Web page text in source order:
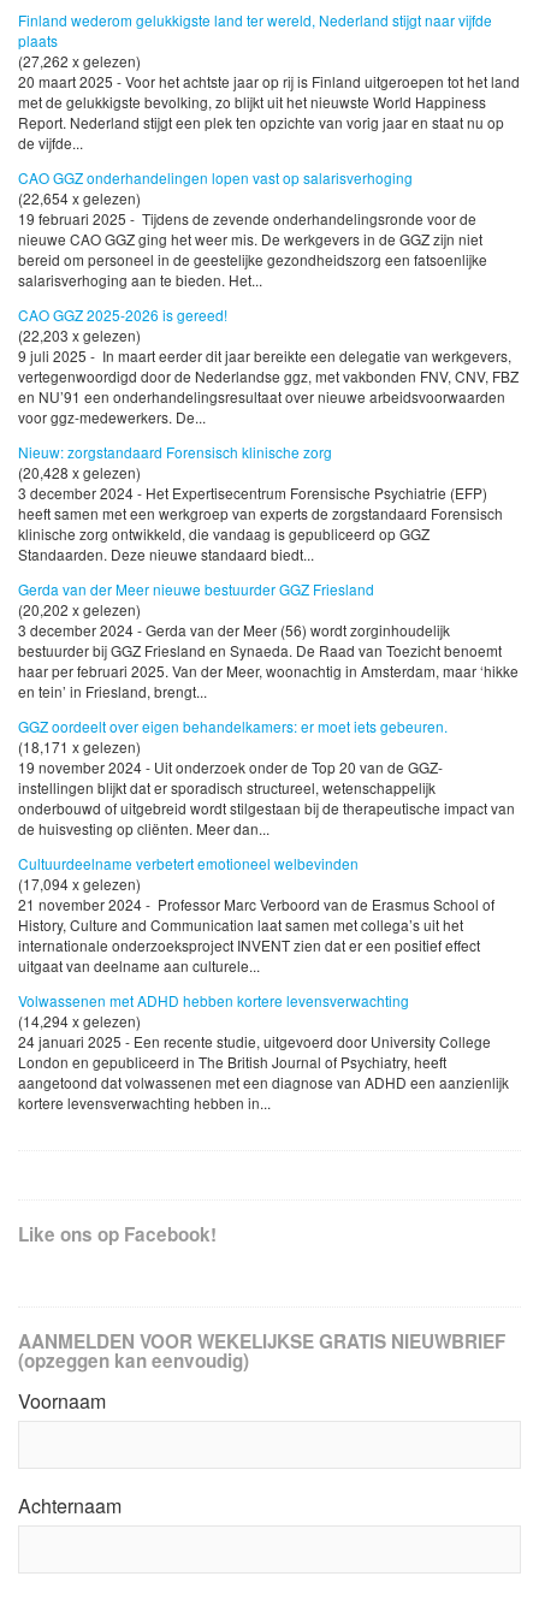
Finland wederom gelukkigste land ter wereld, Nederland stijgt naar vijfde
plaats
(27,262 x gelezen)
20 maart 2025 - Voor het achtste jaar op rij is Finland uitgeroepen tot het land
met de gelukkigste bevolking, zo blijkt uit het nieuwste World Happiness
Report. Nederland stijgt een plek ten opzichte van vorig jaar en staat nu op
de vijfde...
CAO GGZ onderhandelingen lopen vast op salarisverhoging
(22,654 x gelezen)
19 februari 2025 - Tijdens de zevende onderhandelingsronde voor de
nieuwe CAO GGZ ging het weer mis. De werkgevers in de GGZ zijn niet
bereid om personeel in de geestelijke gezondheidszorg een fatsoenlijke
salarisverhoging aan te bieden. Het...
CAO GGZ 2025-2026 is gereed!
(22,203 x gelezen)
9 juli 2025 - In maart eerder dit jaar bereikte een delegatie van werkgevers,
vertegenwoordigd door de Nederlandse ggz, met vakbonden FNV, CNV, FBZ
en NU’91 een onderhandelingsresultaat over nieuwe arbeidsvoorwaarden
voor ggz-medewerkers. De...
Nieuw: zorgstandaard Forensisch klinische zorg
(20,428 x gelezen)
3 december 2024 - Het Expertisecentrum Forensische Psychiatrie (EFP)
heeft samen met een werkgroep van experts de zorgstandaard Forensisch
klinische zorg ontwikkeld, die vandaag is gepubliceerd op GGZ
Standaarden. Deze nieuwe standaard biedt...
Gerda van der Meer nieuwe bestuurder GGZ Friesland
(20,202 x gelezen)
3 december 2024 - Gerda van der Meer (56) wordt zorginhoudelijk
bestuurder bij GGZ Friesland en Synaeda. De Raad van Toezicht benoemt
haar per februari 2025. Van der Meer, woonachtig in Amsterdam, maar ‘hikke
en tein’ in Friesland, brengt...
GGZ oordeelt over eigen behandelkamers: er moet iets gebeuren.
(18,171 x gelezen)
19 november 2024 - Uit onderzoek onder de Top 20 van de GGZ-
instellingen blijkt dat er sporadisch structureel, wetenschappelijk
onderbouwd of uitgebreid wordt stilgestaan bij de therapeutische impact van
de huisvesting op cliënten. Meer dan...
Cultuurdeelname verbetert emotioneel welbevinden
(17,094 x gelezen)
21 november 2024 - Professor Marc Verboord van de Erasmus School of
History, Culture and Communication laat samen met collega’s uit het
internationale onderzoeksproject INVENT zien dat er een positief effect
uitgaat van deelname aan culturele...
Volwassenen met ADHD hebben kortere levensverwachting
(14,294 x gelezen)
24 januari 2025 - Een recente studie, uitgevoerd door University College
London en gepubliceerd in The British Journal of Psychiatry, heeft
aangetoond dat volwassenen met een diagnose van ADHD een aanzienlijk
kortere levensverwachting hebben in...
Like ons op Facebook!
AANMELDEN VOOR WEKELIJKSE GRATIS NIEUWBRIEF
(opzeggen kan eenvoudig)
Voornaam
Achternaam